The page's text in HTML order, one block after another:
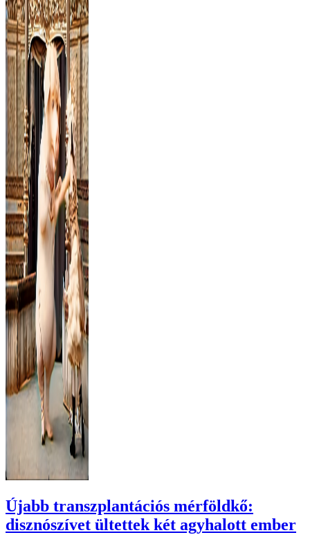
Újabb transzplantációs mérföldkő:
disznószívet ültettek két agyhalott ember